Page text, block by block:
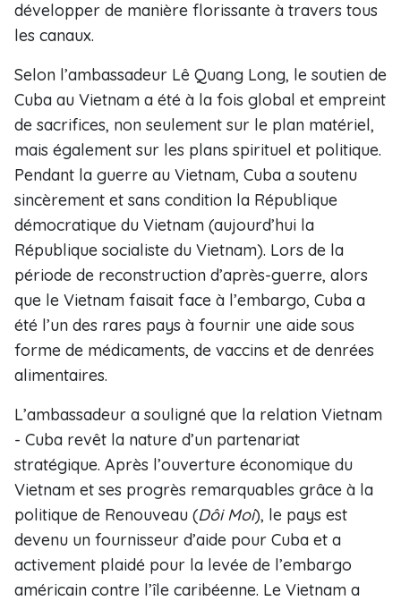
développer de manière florissante à travers tous
les canaux.
Selon l’ambassadeur Lê Quang Long, le soutien de
Cuba au Vietnam a été à la fois global et empreint
de sacrifices, non seulement sur le plan matériel,
mais également sur les plans spirituel et politique.
Pendant la guerre au Vietnam, Cuba a soutenu
sincèrement et sans condition la République
démocratique du Vietnam (aujourd’hui la
République socialiste du Vietnam). Lors de la
période de reconstruction d’après-guerre, alors
que le Vietnam faisait face à l’embargo, Cuba a
été l’un des rares pays à fournir une aide sous
forme de médicaments, de vaccins et de denrées
alimentaires.
L’ambassadeur a souligné que la relation Vietnam
- Cuba revêt la nature d’un partenariat
stratégique. Après l’ouverture économique du
Vietnam et ses progrès remarquables grâce à la
politique de Renouveau (Dôi Moi), le pays est
devenu un fournisseur d’aide pour Cuba et a
activement plaidé pour la levée de l’embargo
américain contre l’île caribéenne. Le Vietnam a